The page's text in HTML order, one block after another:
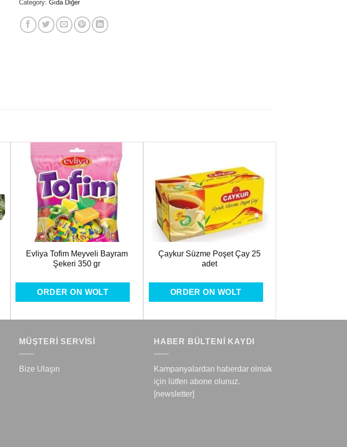
Category: Gıda Diğer
Favorilere
Ekle
Evliya Tofim Meyveli Bayram
Şekeri 350 gr
ORDER ON WOLT
Favorilere
Çaykur Süzme Poşet Çay 25
adet
ORDER ON WOLT
MÜŞTERİ SERVİSİ
Bize Ulaşın
HABER BÜLTENİ KAYDI
Kampanyalardan haberdar olmak
için lütfen abone olunuz.
[newsletter]